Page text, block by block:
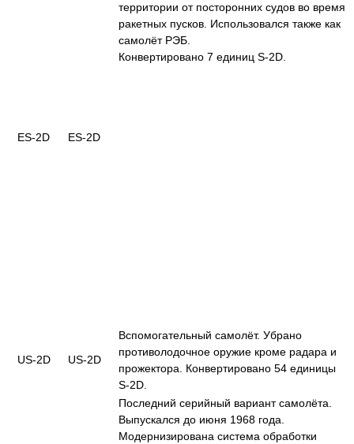
ES-2D ES-2D
территории от посторонних судов во время
ракетных пусков. Использовался также как
самолёт РЭБ.
Конвертировано 7 единиц S-2D.
US-2D US-2D
Вспомогательный самолёт. Убрано
противолодочное оружие кроме радара и
прожектора. Конвертировано 54 единицы
S-2D.
Последний серийный вариант самолёта.
Выпускался до июня 1968 года.
Модернизирована система обработки